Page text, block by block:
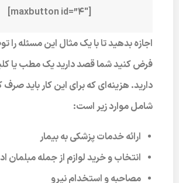
[maxbutton id=”4″]
اجازه بدهید تا با یک مثال این مسئله
فرض کنید شما قصد دارید یک مطب یا
دارید. هزینه‌ای که برای این کار باید صرف
شامل موارد زیر است:
ارائه خدمات پزشکی به بیمار
انتخاب و خرید لوازم از جمله مبلمان
مصاحبه و استخدام‌ نیرو